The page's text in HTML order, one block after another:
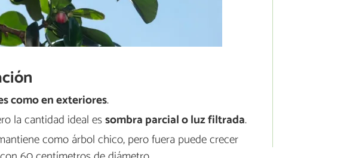
como en exteriores.
la cantidad ideal essombra parcial o luz filtrada.
como árbol chico, pero fuera puede crecer